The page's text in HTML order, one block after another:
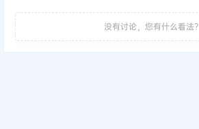
没有讨论，您有什么看法？